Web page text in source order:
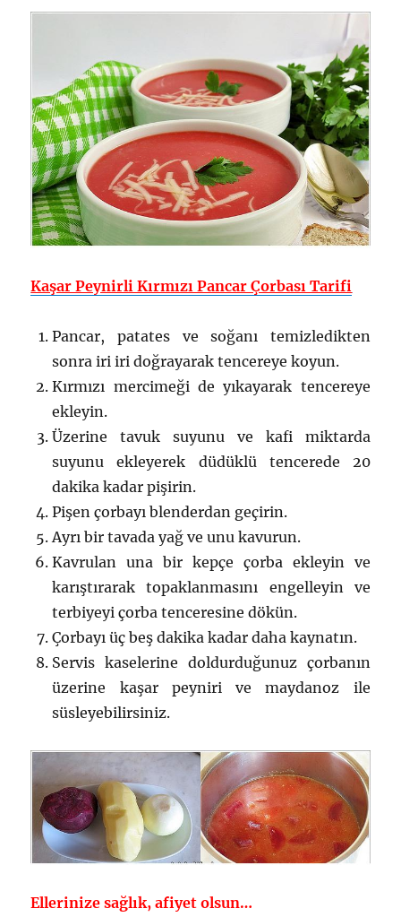
Kaşar Peynirli Kırmızı Pancar Çorbası Tarifi
Pancar, patates ve soğanı temizledikten
sonra iri iri doğrayarak tencereye koyun.
Kırmızı mercimeği de yıkayarak tencereye
ekleyin.
Üzerine tavuk suyunu ve kafi miktarda
suyunu ekleyerek düdüklü tencerede 20
dakika kadar pişirin.
Pişen çorbayı blenderdan geçirin.
Ayrı bir tavada yağ ve unu kavurun.
Kavrulan una bir kepçe çorba ekleyin ve
karıştırarak topaklanmasını engelleyin ve
terbiyeyi çorba tenceresine dökün.
Çorbayı üç beş dakika kadar daha kaynatın.
Servis kaselerine doldurduğunuz çorbanın
üzerine kaşar peyniri ve maydanoz ile
süsleyebilirsiniz.
Ellerinize sağlık, afiyet olsun…